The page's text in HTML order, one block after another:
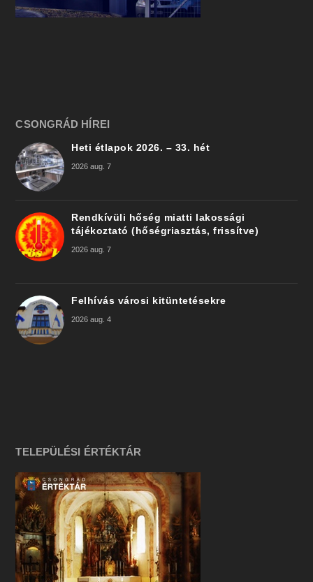
CSONGRÁD HÍREI
Heti étlapok 2026. – 33. hét
2026 aug. 7
Rendkívüli hőség miatti lakossági
tájékoztató (hőségriasztás, frissítve)
2026 aug. 7
Felhívás városi kitüntetésekre
2026 aug. 4
TELEPÜLÉSI ÉRTÉKTÁR